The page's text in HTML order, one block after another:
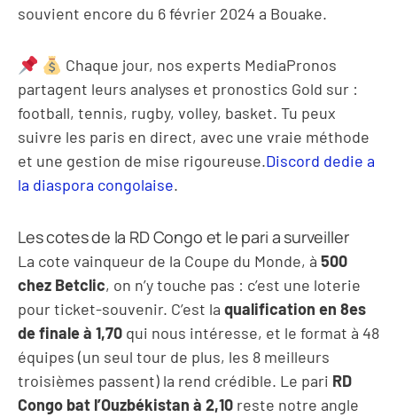
souvient encore du 6 février 2024 a Bouake.
Chaque jour, nos experts MediaPronos
partagent leurs analyses et pronostics Gold sur :
football, tennis, rugby, volley, basket. Tu peux
suivre les paris en direct, avec une vraie méthode
et une gestion de mise rigoureuse.Discord dedie a
la diaspora congolaise.
Les cotes de la RD Congo et le pari a surveiller
La cote vainqueur de la Coupe du Monde, à 500
chez Betclic, on n’y touche pas : c’est une loterie
pour ticket-souvenir. C’est la qualification en 8es
de finale à 1,70 qui nous intéresse, et le format à 48
équipes (un seul tour de plus, les 8 meilleurs
troisièmes passent) la rend crédible. Le pari RD
Congo bat l’Ouzbékistan à 2,10 reste notre angle